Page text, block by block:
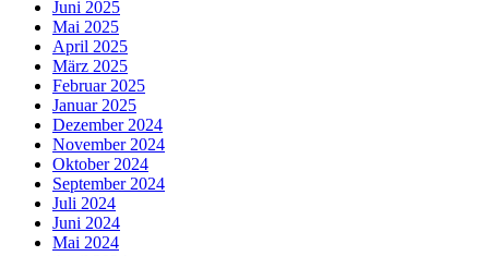
Juni 2025
Mai 2025
April 2025
März 2025
Februar 2025
Januar 2025
Dezember 2024
November 2024
Oktober 2024
September 2024
Juli 2024
Juni 2024
Mai 2024